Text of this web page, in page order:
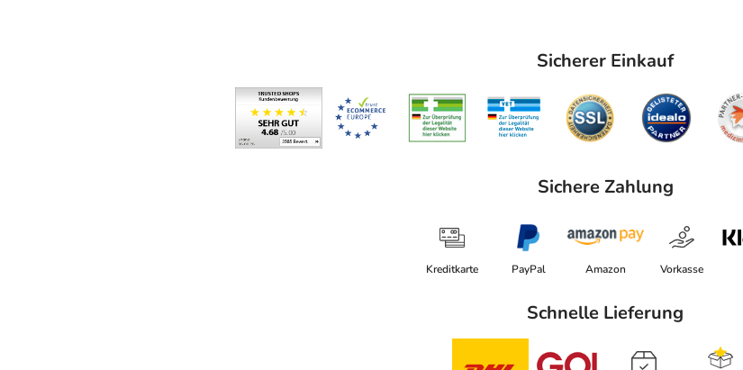
Sicherer Einkauf
Sichere Zahlung
Kreditkarte PayPal Amazon Vorkasse
Schnelle Lieferung